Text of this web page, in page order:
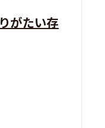
がたい存